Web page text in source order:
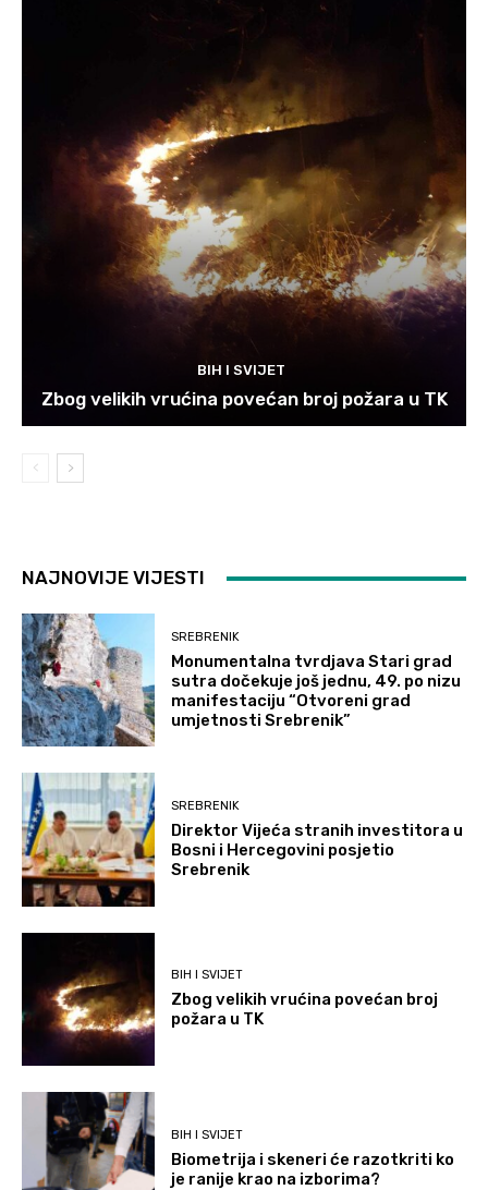
BIH I SVIJET
Zbog velikih vrućina povećan broj požara u TK
NAJNOVIJE VIJESTI
SREBRENIK
Monumentalna tvrdjava Stari grad
sutra dočekuje još jednu, 49. po nizu
manifestaciju “Otvoreni grad
umjetnosti Srebrenik”
SREBRENIK
Direktor Vijeća stranih investitora u
Bosni i Hercegovini posjetio
Srebrenik
BIH I SVIJET
Zbog velikih vrućina povećan broj
požara u TK
BIH I SVIJET
Biometrija i skeneri će razotkriti ko
je ranije krao na izborima?